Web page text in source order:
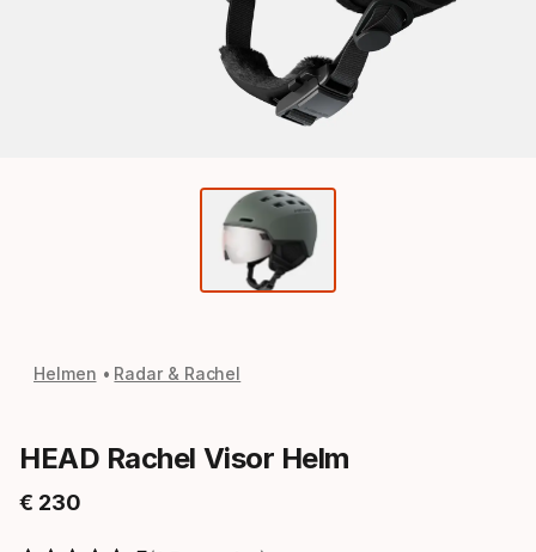
Helmen Radar & Rachel
HEAD Rachel Visor Helm
€ 230
Eindprijs